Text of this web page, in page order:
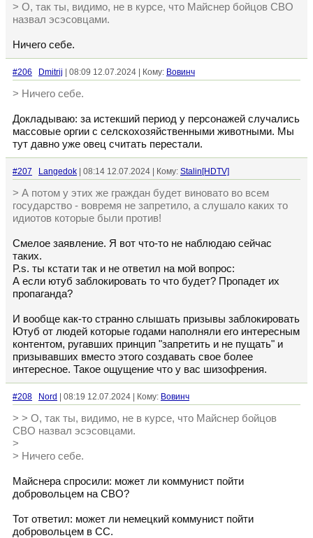
> О, так ты, видимо, не в курсе, что Майснер бойцов СВО
назвал эсэсовцами.
Ничего себе.
#206 Dmitrij | 08:09 12.07.2024 | Кому: Вовинч
> Ничего себе.
Докладываю: за истекший период у персонажей случались
массовые оргии с селскохозяйственными животными. Мы
тут давно уже овец считать перестали.
#207 Langedok | 08:14 12.07.2024 | Кому: Stalin[HDTV]
> А потом у этих же граждан будет виновато во всем
государство - вовремя не запретило, а слушало каких то
идиотов которые были против!
Смелое заявление. Я вот что-то не наблюдаю сейчас
таких.
P.s. ты кстати так и не ответил на мой вопрос:
А если ютуб заблокировать то что будет? Пропадет их
пропаганда?
И вообще как-то странно слышать призывы заблокировать
Ютуб от людей которые годами наполняли его интересным
контентом, ругавших принцип "запретить и не пущать" и
призывавших вместо этого создавать свое более
интересное. Такое ощущение что у вас шизофрения.
#208 Nord | 08:19 12.07.2024 | Кому: Вовинч
> > О, так ты, видимо, не в курсе, что Майснер бойцов
СВО назвал эсэсовцами.
>
> Ничего себе.
Майснера спросили: может ли коммунист пойти
добровольцем на СВО?
Тот ответил: может ли немецкий коммунист пойти
добровольцем в СС.